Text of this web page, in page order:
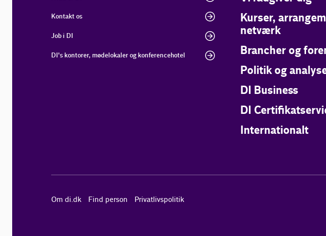
Kontakt os
Job i DI
DI's kontorer, mødelokaler og konferencehotel
Kurser,
netværk
Brancher og
Politik og
DI Business
DI
Internationalt
Om di.dk Find person Privatlivspolitik